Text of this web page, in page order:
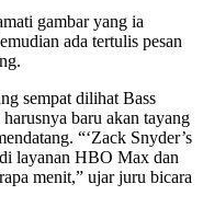
gambar yang ia
ada tertulis pesan
sempat dilihat Bass
baru akan tayang
“‘Zack Snyder’s
di layanan HBO Max dan
menit,” ujar juru bicara